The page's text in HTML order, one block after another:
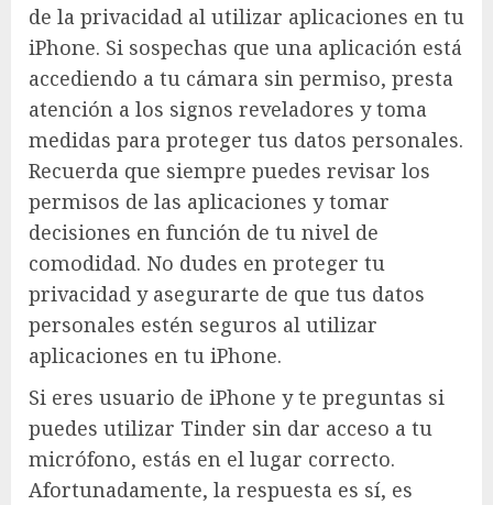
de la privacidad al utilizar aplicaciones en tu
iPhone. Si sospechas que una aplicación está
accediendo a tu cámara sin permiso, presta
atención a los signos reveladores y toma
medidas para proteger tus datos personales.
Recuerda que siempre puedes revisar los
permisos de las aplicaciones y tomar
decisiones en función de tu nivel de
comodidad. No dudes en proteger tu
privacidad y asegurarte de que tus datos
personales estén seguros al utilizar
aplicaciones en tu iPhone.
Si eres usuario de iPhone y te preguntas si
puedes utilizar Tinder sin dar acceso a tu
micrófono, estás en el lugar correcto.
Afortunadamente, la respuesta es sí, es